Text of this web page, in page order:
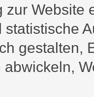
zur Website
statistische
gestalten,
abwickeln,